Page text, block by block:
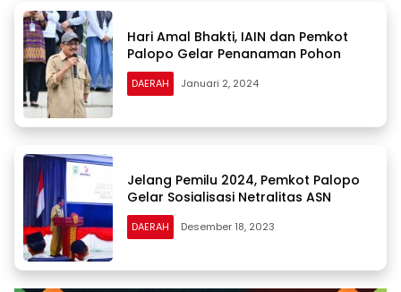
Hari Amal Bhakti, IAIN dan Pemkot
Palopo Gelar Penanaman Pohon
DAERAH Januari 2, 2024
Jelang Pemilu 2024, Pemkot Palopo
Gelar Sosialisasi Netralitas ASN
DAERAH Desember 18, 2023